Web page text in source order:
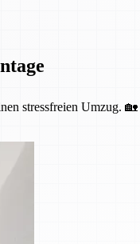
stressfreien Umzug. 🏡